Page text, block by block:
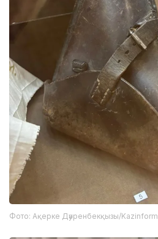
Фото: Ақерке Дәуренбекқызы/Kazinform